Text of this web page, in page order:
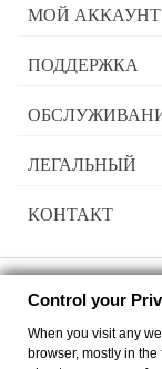
МОЙ АККАУНТ
ПОДДЕРЖКА
ЛЕГАЛЬНЫЙ
КОНТАКТ
Control your
When you visit any
browser, mostly in